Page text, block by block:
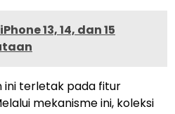
13, 14, dan 15
ini terletak pada fitur
mekanisme ini, koleksi